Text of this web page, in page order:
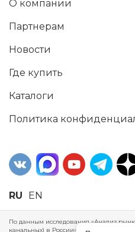
О компании
Партнерам
Новости
Где купить
Каталоги
Политика
RU EN
По данным исследования «Анализ
канальных) в России», проведенного